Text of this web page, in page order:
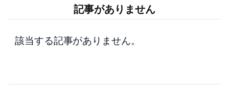
記事がありません
該当する記事がありません。